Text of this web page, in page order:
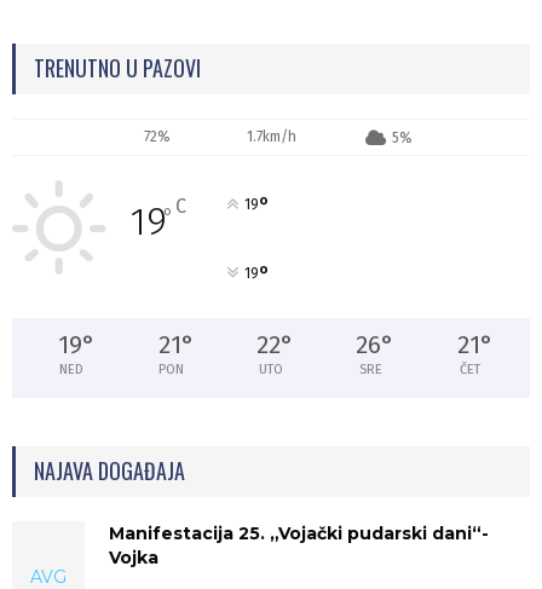
TRENUTNO U PAZOVI
72% 1.7km/h 5%
19° C 19°
19°
19°
NED
21°
PON
22°
UTO
26°
SRE
21°
ČET
NAJAVA DOGAĐAJA
AVG
Manifestacija 25. „Vojački pudarski dani“-
Vojka